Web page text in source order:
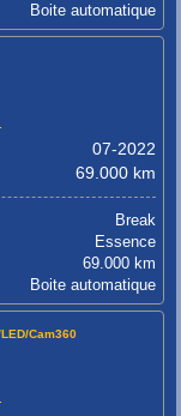
Boite automatique
07-2022
69.000 km
Break
Essence
69.000 km
Boite automatique
Cam360